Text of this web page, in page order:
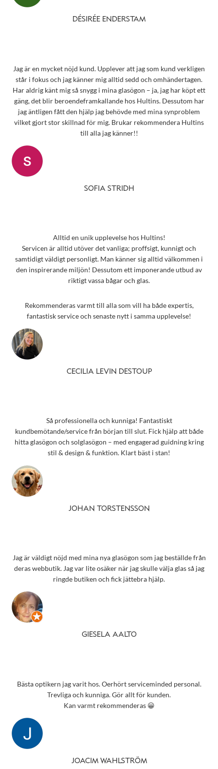
DÉSIRÉE ENDERSTAM
Jag är en mycket nöjd kund. Upplever att jag som kund verkligen
står i fokus och jag känner mig alltid sedd och omhändertagen.
Har aldrig känt mig så snygg i mina glasögon – ja, jag har köpt ett
gäng, det blir beroendeframkallande hos Hultins. Dessutom har
jag äntligen fått den hjälp jag behövde med mina synproblem
vilket gjort stor skillnad för mig. Brukar rekommendera Hultins
till alla jag känner!!
SOFIA STRIDH
Alltid en unik upplevelse hos Hultins!
Servicen är alltid utöver det vanliga; proffsigt, kunnigt och
samtidigt väldigt personligt. Man känner sig alltid välkommen i
den inspirerande miljön! Dessutom ett imponerande utbud av
riktigt vassa bågar och glas.
Rekommenderas varmt till alla som vill ha både expertis,
fantastisk service och senaste nytt i samma upplevelse!
CECILIA LEVIN DESTOUP
Så professionella och kunniga! Fantastiskt
kundbemötande/service från början till slut. Fick hjälp att både
hitta glasögon och solglasögon – med engagerad guidning kring
stil & design & funktion. Klart bäst i stan!
JOHAN TORSTENSSON
Jag är väldigt nöjd med mina nya glasögon som jag beställde från
deras webbutik. Jag var lite osäker när jag skulle välja glas så jag
ringde butiken och fick jättebra hjälp.
GIESELA AALTO
Bästa optikern jag varit hos. Oerhört serviceminded personal.
Trevliga och kunniga. Gör allt för kunden.
Kan varmt rekommenderas 😀
JOACIM WAHLSTRÖM